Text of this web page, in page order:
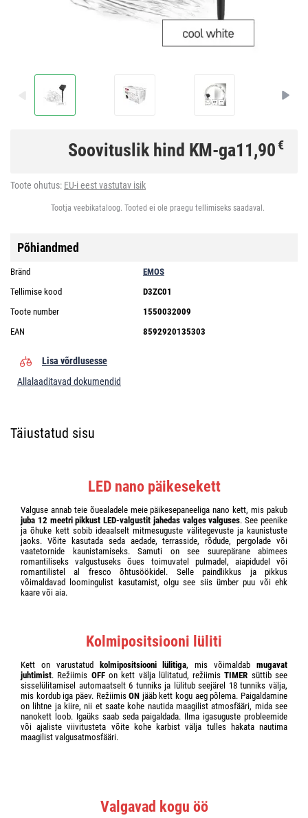
Soovituslik hind KM-ga11,90€
Toote ohutus: EU-i eest vastutav isik
Tootja veebikataloog. Tooted ei ole praegu tellimiseks saadaval.
Põhiandmed
Bränd
EMOS
Tellimise kood
D3ZC01
Toote number
1550032009
EAN
8592920135303
Lisa võrdlusesse
Allalaaditavad dokumendid
Täiustatud sisu
LED nano päikesekett
Valguse annab teie õuealadele meie päikesepaneeliga nano kett, mis pakub
juba 12 meetri pikkust LED-valgustit jahedas valges valguses. See peenike
ja õhuke kett sobib ideaalselt mitmesuguste välitegevuste ja kaunistuste
jaoks. Võite kasutada seda aedade, terrasside, rõdude, pergolade või
vaatetornide kaunistamiseks. Samuti on see suurepärane abimees
romantiliseks valgustuseks õues toimuvatel pulmadel, aiapidudel või
romantilistel al fresco õhtusöökidel. Selle paindlikkus ja pikkus
võimaldavad loomingulist kasutamist, olgu see siis ümber puu või ehk
kaare või aia.
Kolmipositsiooni lüliti
Kett on varustatud kolmipositsiooni lülitiga, mis võimaldabmugavat
juhtimist. Režiimis OFFon kett välja lülitatud, režiimisTIMER süttib see
sisselülitamisel automaatselt 6 tunniks ja lülitub seejärel 18 tunniks välja,
mis kordub iga päev. RežiimisON jääb kett kogu aeg põlema. Paigaldamine
on lihtne ja kiire, nii et saate kohe nautida maagilist atmosfääri, mida see
nanokett loob. Igaüks saab seda paigaldada. Ilma igasuguste probleemide
või ajaliste viivitusteta võite kohe karbist välja tulles hakata nautima
maagilist valgusatmosfääri.
Valgavad kogu öö